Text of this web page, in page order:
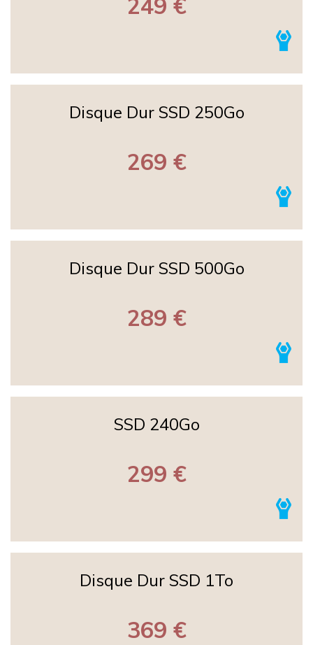
249 €
Disque Dur SSD 250Go
269 €
Disque Dur SSD 500Go
289 €
SSD 240Go
299 €
Disque Dur SSD 1To
369 €